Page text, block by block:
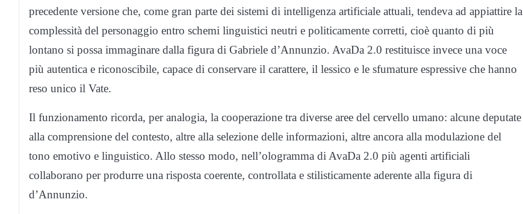
precedente versione che, come gran parte dei sistemi di intelligenza artificiale attuali, tendeva ad appiattire la
complessità del personaggio entro schemi linguistici neutri e politicamente corretti, cioè quanto di più
lontano si possa immaginare dalla figura di Gabriele d’Annunzio. AvaDa 2.0 restituisce invece una voce
più autentica e riconoscibile, capace di conservare il carattere, il lessico e le sfumature espressive che hanno
reso unico il Vate.
Il funzionamento ricorda, per analogia, la cooperazione tra diverse aree del cervello umano: alcune deputate
alla comprensione del contesto, altre alla selezione delle informazioni, altre ancora alla modulazione del
tono emotivo e linguistico. Allo stesso modo, nell’ologramma di AvaDa 2.0 più agenti artificiali
collaborano per produrre una risposta coerente, controllata e stilisticamente aderente alla figura di
d’Annunzio.